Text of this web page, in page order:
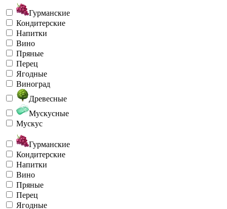
Гурманские
Кондитерские
Напитки
Вино
Пряные
Перец
Ягодные
Виноград
Древесные
Мускусные
Мускус
Гурманские
Кондитерские
Напитки
Вино
Пряные
Перец
Ягодные